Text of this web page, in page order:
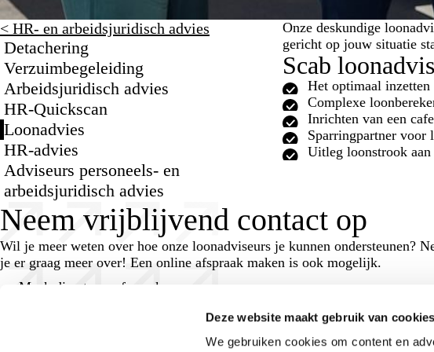
Deze website maakt gebruik van cookies
We gebruiken cookies om content en
< HR- en arbeidsjuridisch advies
Detachering
Verzuimbegeleiding
Arbeidsjuridisch advies
HR-Quickscan
Loonadvies
HR-advies
Adviseurs personeels- en
arbeidsjuridisch advies
Onze deskundige
gericht op jouw situatie
Scab
Het optimaal inzetten
Complexe
Inrichten van een
Sparringpartner voor
Uitleg loonstrook
Neem vrijblijvend contact op
Wil je meer weten over hoe onze loonadviseurs je kunnen ondersteunen?
je er graag meer over! Een online afspraak maken is ook mogelijk.
Maak direct een afspraak